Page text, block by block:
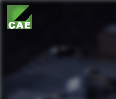
Panneau de gestion des cookies